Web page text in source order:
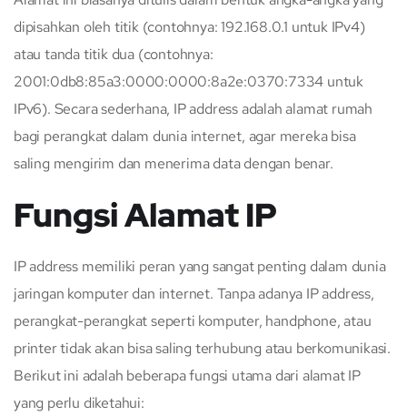
dipisahkan oleh titik (contohnya: 192.168.0.1 untuk IPv4)
atau tanda titik dua (contohnya:
2001:0db8:85a3:0000:0000:8a2e:0370:7334 untuk
IPv6). Secara sederhana, IP address adalah alamat rumah
bagi perangkat dalam dunia internet, agar mereka bisa
saling mengirim dan menerima data dengan benar.
Fungsi Alamat IP
IP address memiliki peran yang sangat penting dalam dunia
jaringan komputer dan internet. Tanpa adanya IP address,
perangkat-perangkat seperti komputer, handphone, atau
printer tidak akan bisa saling terhubung atau berkomunikasi.
Berikut ini adalah beberapa fungsi utama dari alamat IP
yang perlu diketahui: